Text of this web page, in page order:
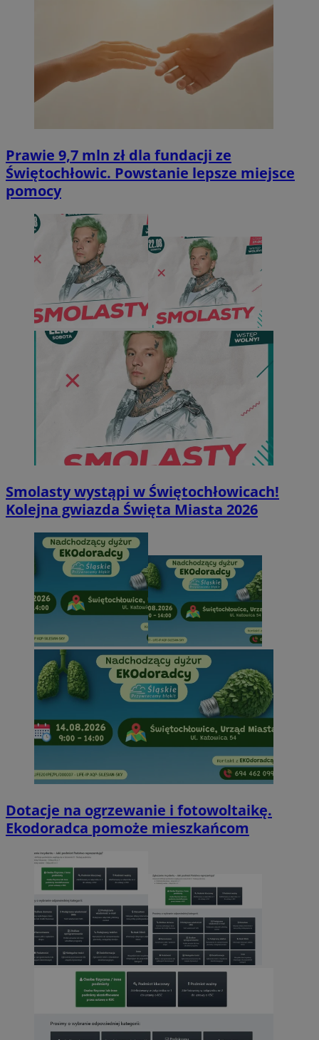
Prawie 9,7 mln zł dla fundacji ze
Świętochłowic. Powstanie lepsze miejsce
pomocy
Smolasty wystąpi w Świętochłowicach!
Kolejna gwiazda Święta Miasta 2026
Dotacje na ogrzewanie i fotowoltaikę.
Ekodoradca pomoże mieszkańcom